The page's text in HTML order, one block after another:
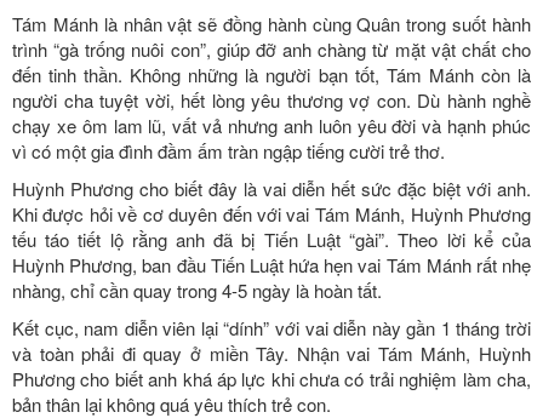
Tám Mánh là nhân vật sẽ đồng hành cùng Quân trong suốt hành
trình “gà trống nuôi con”, giúp đỡ anh chàng từ mặt vật chất cho
đến tinh thần. Không những là người bạn tốt, Tám Mánh còn là
người cha tuyệt vời, hết lòng yêu thương vợ con. Dù hành nghề
chạy xe ôm lam lũ, vất vả nhưng anh luôn yêu đời và hạnh phúc
vì có một gia đình đầm ấm tràn ngập tiếng cười trẻ thơ.
Huỳnh Phương cho biết đây là vai diễn hết sức đặc biệt với anh.
Khi được hỏi về cơ duyên đến với vai Tám Mánh, Huỳnh Phương
tếu táo tiết lộ rằng anh đã bị Tiến Luật “gài”. Theo lời kể của
Huỳnh Phương, ban đầu Tiến Luật hứa hẹn vai Tám Mánh rất nhẹ
nhàng, chỉ cần quay trong 4-5 ngày là hoàn tất.
Kết cục, nam diễn viên lại “dính” với vai diễn này gần 1 tháng trời
và toàn phải đi quay ở miền Tây. Nhận vai Tám Mánh, Huỳnh
Phương cho biết anh khá áp lực khi chưa có trải nghiệm làm cha,
bản thân lại không quá yêu thích trẻ con.